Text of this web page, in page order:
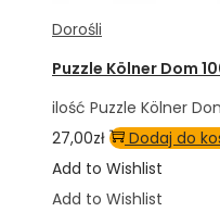
Dorośli
Puzzle Kölner Dom
ilość Puzzle Kölner
27,00zł
Dodaj do
Add to Wishlist
Add to Wishlist